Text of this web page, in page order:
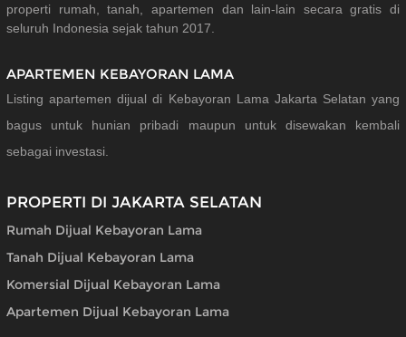
properti rumah, tanah, apartemen dan lain-lain secara gratis di
seluruh Indonesia sejak tahun 2017.
APARTEMEN KEBAYORAN LAMA
Listing apartemen dijual di Kebayoran Lama Jakarta Selatan yang
bagus untuk hunian pribadi maupun untuk disewakan kembali
sebagai investasi.
PROPERTI DI JAKARTA SELATAN
Rumah Dijual Kebayoran Lama
Tanah Dijual Kebayoran Lama
Komersial Dijual Kebayoran Lama
Apartemen Dijual Kebayoran Lama